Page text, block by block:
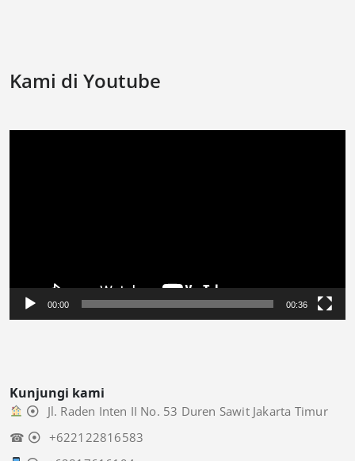
Kami di Youtube
00:00 00:36
Kunjungi kami
Jl. Raden Inten II No. 53 Duren Sawit Jakarta Timur
☎
+622122816583